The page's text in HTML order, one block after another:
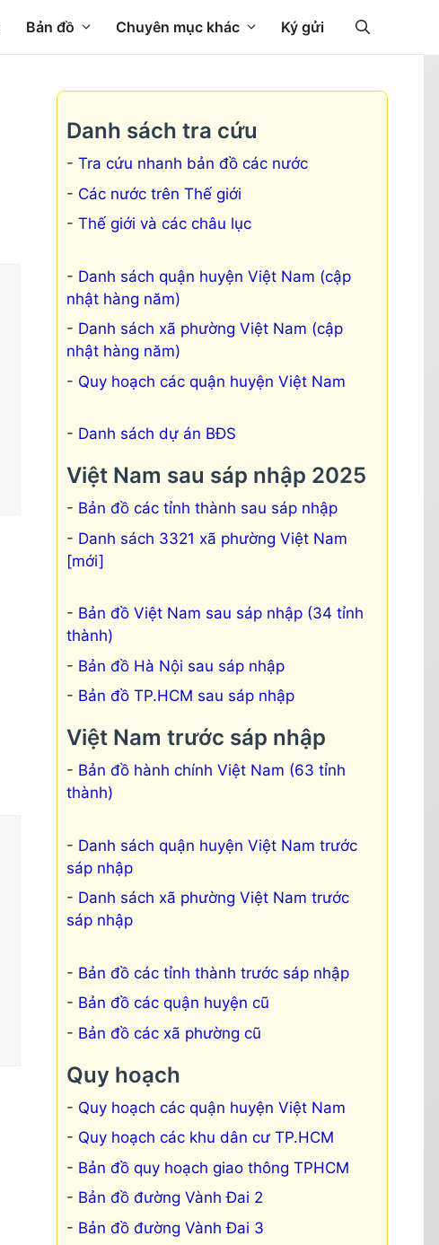
Bản đồ Chuyên mục khác Ký gửi
Danh sách tra cứu
Tra cứu nhanh bản đồ các nước
Các nước trên Thế giới
Thế giới và các châu lục
Danh sách quận huyện Việt Nam (cập
nhật hàng năm)
Danh sách xã phường Việt Nam (cập
nhật hàng năm)
Quy hoạch các quận huyện Việt Nam
Danh sách dự án BĐS
Việt Nam sau sáp nhập 2025
Bản đồ các tỉnh thành sau sáp nhập
Danh sách 3321 xã phường Việt Nam
[mới]
Bản đồ Việt Nam sau sáp nhập (34 tỉnh
thành)
Bản đồ Hà Nội sau sáp nhập
Bản đồ TP.HCM sau sáp nhập
Việt Nam trước sáp nhập
Bản đồ hành chính Việt Nam (63 tỉnh
thành)
Danh sách quận huyện Việt Nam trước
sáp nhập
Danh sách xã phường Việt Nam trước
sáp nhập
Bản đồ các tỉnh thành trước sáp nhập
Bản đồ các quận huyện cũ
Bản đồ các xã phường cũ
Quy hoạch
Quy hoạch các quận huyện Việt Nam
Quy hoạch các khu dân cư TP.HCM
Bản đồ quy hoạch giao thông TPHCM
Bản đồ đường Vành Đai 2
Bản đồ đường Vành Đai 3